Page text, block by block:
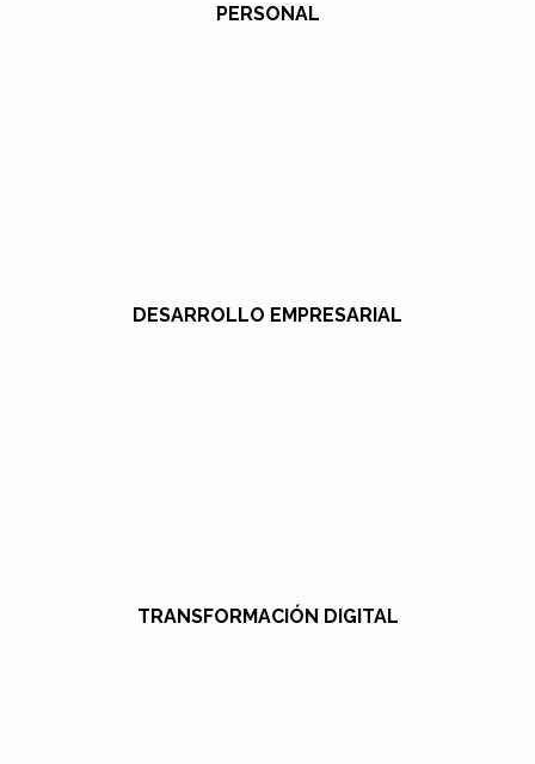
PERSONAL
DESARROLLO EMPRESARIAL
TRANSFORMACIÓN DIGITAL